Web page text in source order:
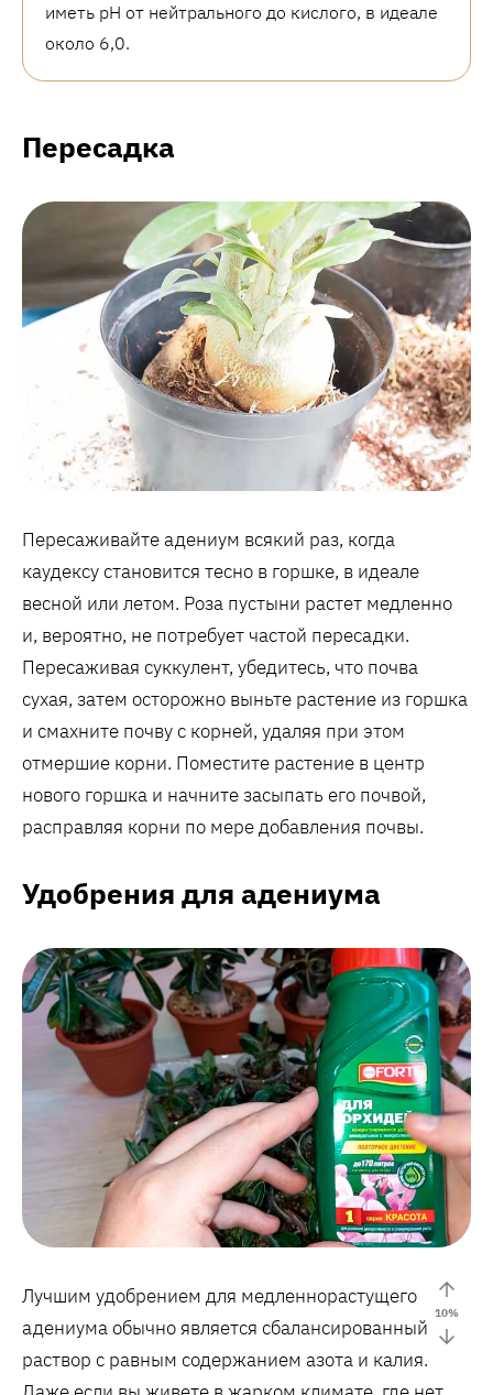
иметь pH от нейтрального до кислого, в идеале
около 6,0.
Пересадка
Пересаживайте адениум всякий раз, когда
каудексу становится тесно в горшке, в идеале
весной или летом. Роза пустыни растет медленно
и, вероятно, не потребует частой пересадки.
Пересаживая суккулент, убедитесь, что почва
сухая, затем осторожно выньте растение из горшка
и смахните почву с корней, удаляя при этом
отмершие корни. Поместите растение в центр
нового горшка и начните засыпать его почвой,
расправляя корни по мере добавления почвы.
Удобрения для адениума
Лучшим удобрением для медленнорастущего
адениума обычно является сбалансированный
раствор с равным содержанием азота и калия.
10%